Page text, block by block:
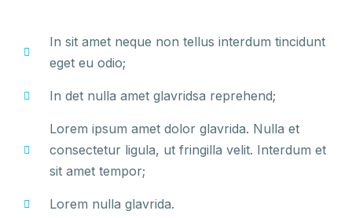
In sit amet neque non tellus interdum tincidunt
eget eu odio;
In det nulla amet glavridsa reprehend;
Lorem ipsum amet dolor glavrida. Nulla et
consectetur ligula, ut fringilla velit. Interdum et
sit amet tempor;
Lorem nulla glavrida.